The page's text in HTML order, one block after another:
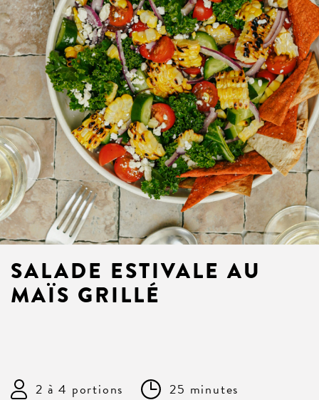
SALADE ESTIVALE AU
MAÏS GRILLÉ
2 à 4 portions 25 minutes